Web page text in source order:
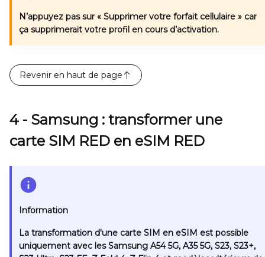
N’appuyez pas sur« Supprimer votre forfait cellulaire » car
ça supprimerait votre profil en cours d’activation.
Revenir en haut de page
4 - Samsung : transformer une
carte SIM RED en eSIM RED
Information
La transformation d'une carte SIM en eSIM est possible
uniquement avec les Samsung A54 5G, A35 5G, S23, S23+,